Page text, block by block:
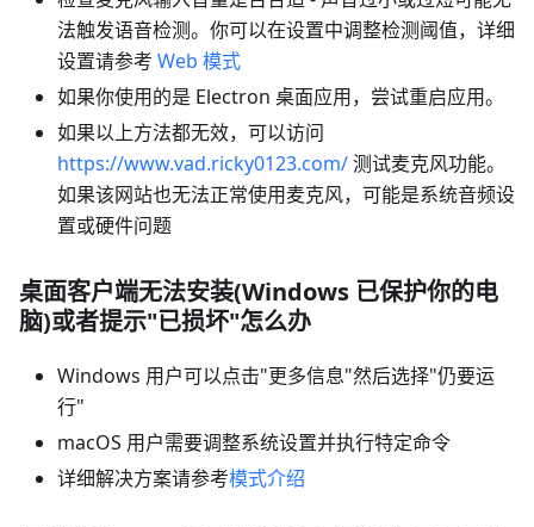
法触发语音检测。你可以在设置中调整检测阈值，详细
设置请参考 Web 模式
如果你使用的是 Electron 桌面应用，尝试重启应用。
如果以上方法都无效，可以访问
https://www.vad.ricky0123.com/测试麦克风功能。
如果该网站也无法正常使用麦克风，可能是系统音频设
置或硬件问题
桌面客户端无法安装(Windows 已保护你的电
脑)或者提示"已损坏"怎么办
Windows 用户可以点击"更多信息"然后选择"仍要运
行"
macOS 用户需要调整系统设置并执行特定命令
详细解决方案请参考模式介绍